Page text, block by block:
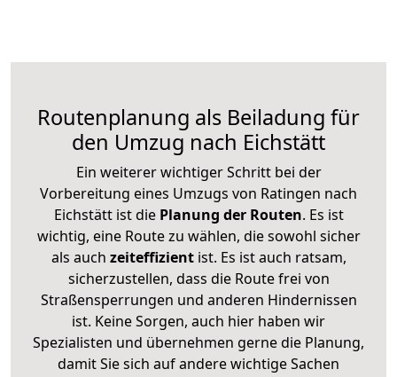
Routenplanung als Beiladung für
den Umzug nach Eichstätt
Ein weiterer wichtiger Schritt bei der
Vorbereitung eines Umzugs von Ratingen nach
Eichstätt ist diePlanung der Routen. Es ist
wichtig, eine Route zu wählen, die sowohl sicher
als auch zeiteffizientist. Es ist auch ratsam,
sicherzustellen, dass die Route frei von
Straßensperrungen und anderen Hindernissen
ist. Keine Sorgen, auch hier haben wir
Spezialisten und übernehmen gerne die Planung,
damit Sie sich auf andere wichtige Sachen